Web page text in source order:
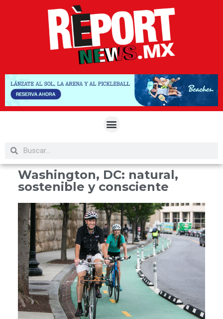
Washington, DC: natural,
sostenible y consciente